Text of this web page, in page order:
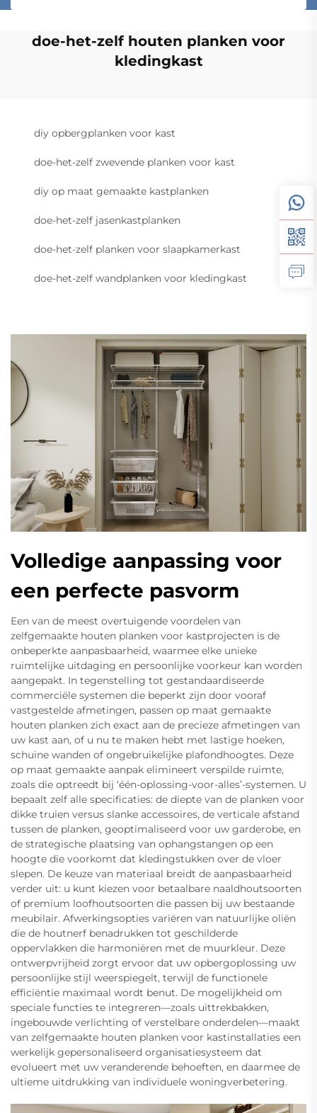
doe-het-zelf houten planken voor
kledingkast
diy opbergplanken voor kast
doe-het-zelf zwevende planken voor kast
diy op maat gemaakte kastplanken
doe-het-zelf jasenkastplanken
doe-het-zelf planken voor slaapkamerkast
doe-het-zelf wandplanken voor kledingkast
Volledige aanpassing voor
een perfecte pasvorm
Een van de meest overtuigende voordelen van
zelfgemaakte houten planken voor kastprojecten is de
onbeperkte aanpasbaarheid, waarmee elke unieke
ruimtelijke uitdaging en persoonlijke voorkeur kan worden
aangepakt. In tegenstelling tot gestandaardiseerde
commerciële systemen die beperkt zijn door vooraf
vastgestelde afmetingen, passen op maat gemaakte
houten planken zich exact aan de precieze afmetingen van
uw kast aan, of u nu te maken hebt met lastige hoeken,
schuine wanden of ongebruikelijke plafondhoogtes. Deze
op maat gemaakte aanpak elimineert verspilde ruimte,
zoals die optreedt bij ‘één-oplossing-voor-alles’-systemen. U
bepaalt zelf alle specificaties: de diepte van de planken voor
dikke truien versus slanke accessoires, de verticale afstand
tussen de planken, geoptimaliseerd voor uw garderobe, en
de strategische plaatsing van ophangstangen op een
hoogte die voorkomt dat kledingstukken over de vloer
slepen. De keuze van materiaal breidt de aanpasbaarheid
verder uit: u kunt kiezen voor betaalbare naaldhoutsoorten
of premium loofhoutsoorten die passen bij uw bestaande
meubilair. Afwerkingsopties variëren van natuurlijke oliën
die de houtnerf benadrukken tot geschilderde
oppervlakken die harmoniëren met de muurkleur. Deze
ontwerpvrĳheid zorgt ervoor dat uw opbergoplossing uw
persoonlijke stijl weerspiegelt, terwijl de functionele
efficiëntie maximaal wordt benut. De mogelijkheid om
speciale functies te integreren—zoals uittrekbakken,
ingebouwde verlichting of verstelbare onderdelen—maakt
van zelfgemaakte houten planken voor kastinstallaties een
werkelijk gepersonaliseerd organisatiesysteem dat
evolueert met uw veranderende behoeften, en daarmee de
ultieme uitdrukking van individuele woningverbetering.